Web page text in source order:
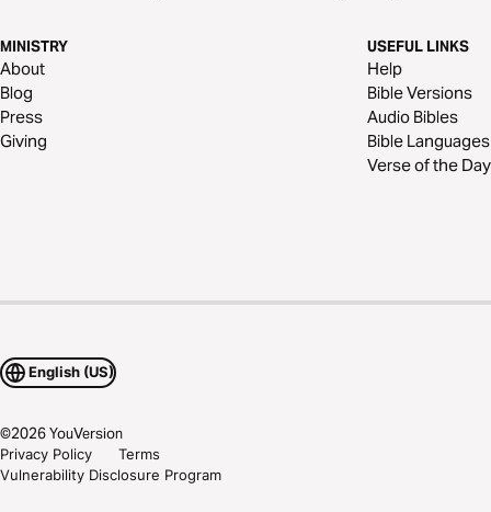
MINISTRY
About
Blog
Press
Giving
USEFUL LINKS
Help
Bible Versions
Audio Bibles
Bible Languages
Verse of the Day
English (US)
©2026YouVersion
Privacy Policy
Terms
Vulnerability Disclosure Program